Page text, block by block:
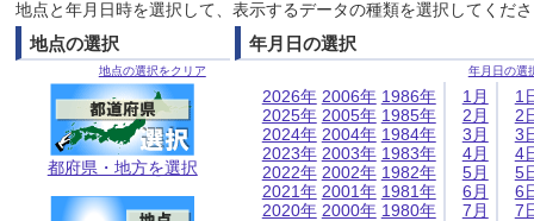
地点と年月日時を選択して、表示するデータの種類を選択してくだ
地点の選択
地点の選択をクリア
都府県・地方を選択
年月日の選択
年月日の選
2026年
2025年
2024年
2023年
2022年
2021年
2020年
2006年
2005年
2004年
2003年
2002年
2001年
2000年
1986年
1985年
1984年
1983年
1982年
1981年
1980年
1月
2月
3月
4月
5月
6月
7月
1
2
3
4
5
6
7